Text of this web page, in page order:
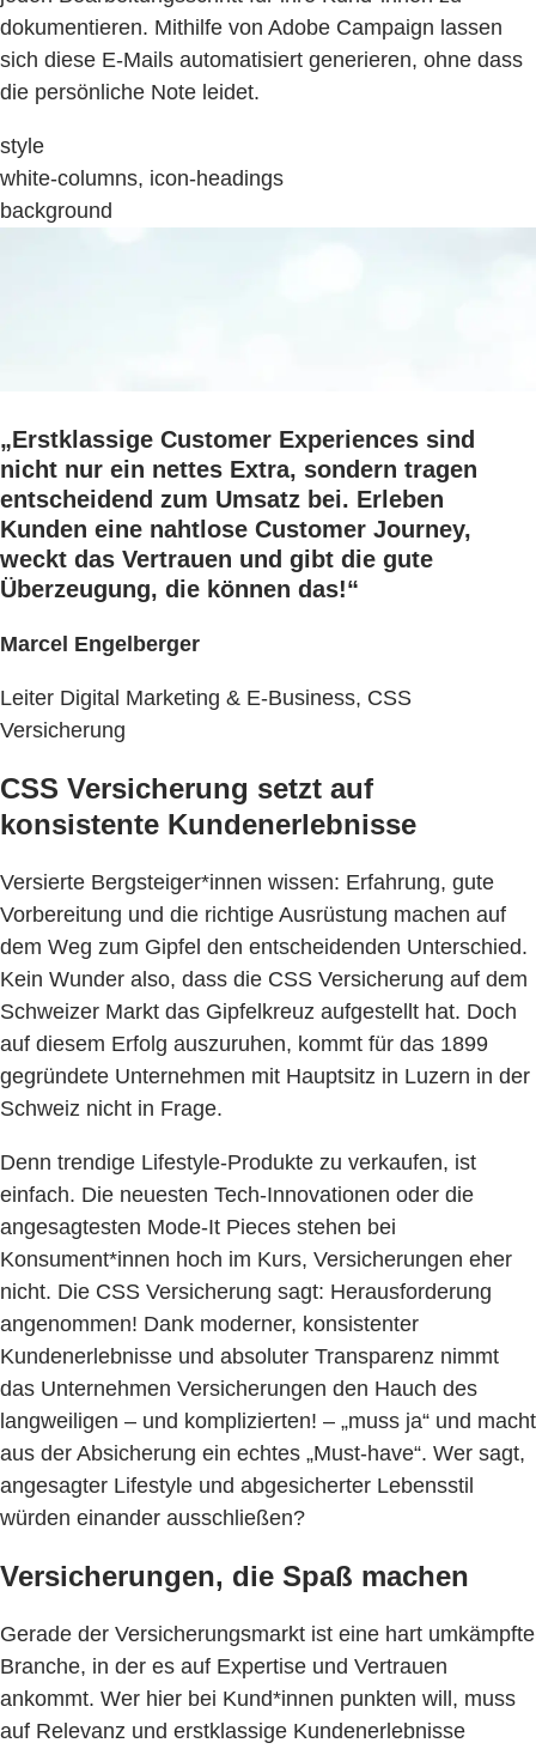
dokumentieren. Mithilfe von Adobe Campaign lassen
sich diese E-Mails automatisiert generieren, ohne dass
die persönliche Note leidet.
style
white-columns, icon-headings
background
„Erstklassige Customer Experiences sind
nicht nur ein nettes Extra, sondern tragen
entscheidend zum Umsatz bei. Erleben
Kunden eine nahtlose Customer Journey,
weckt das Vertrauen und gibt die gute
Überzeugung, die können das!“
Marcel Engelberger
Leiter Digital Marketing & E-Business, CSS
Versicherung
CSS Versicherung setzt auf
konsistente Kundenerlebnisse
Versierte Bergsteiger*innen wissen: Erfahrung, gute
Vorbereitung und die richtige Ausrüstung machen auf
dem Weg zum Gipfel den entscheidenden Unterschied.
Kein Wunder also, dass die CSS Versicherung auf dem
Schweizer Markt das Gipfelkreuz aufgestellt hat. Doch
auf diesem Erfolg auszuruhen, kommt für das 1899
gegründete Unternehmen mit Hauptsitz in Luzern in der
Schweiz nicht in Frage.
Denn trendige Lifestyle-Produkte zu verkaufen, ist
einfach. Die neuesten Tech-Innovationen oder die
angesagtesten Mode-It Pieces stehen bei
Konsument*innen hoch im Kurs, Versicherungen eher
nicht. Die CSS Versicherung sagt: Herausforderung
angenommen! Dank moderner, konsistenter
Kundenerlebnisse und absoluter Transparenz nimmt
das Unternehmen Versicherungen den Hauch des
langweiligen – und komplizierten! – „muss ja“ und macht
aus der Absicherung ein echtes „Must-have“. Wer sagt,
angesagter Lifestyle und abgesicherter Lebensstil
würden einander ausschließen?
Versicherungen, die Spaß machen
Gerade der Versicherungsmarkt ist eine hart umkämpfte
Branche, in der es auf Expertise und Vertrauen
ankommt. Wer hier bei Kund*innen punkten will, muss
auf Relevanz und erstklassige Kundenerlebnisse